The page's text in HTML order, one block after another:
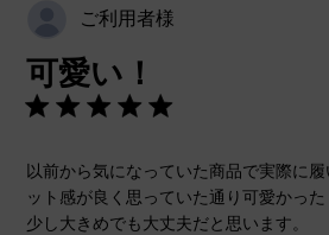
ご利用者様
可愛い！
以前から気になっていた商品で実際に
ット感が良く思っていた通り可愛かっ
少し大きめでも大丈夫だと思います。